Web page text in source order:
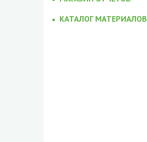
КАТАЛОГ МАТЕРИАЛОВ